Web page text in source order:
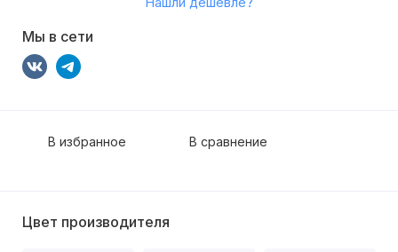
Мы в сети
В избранное В сравнение
Цвет производителя